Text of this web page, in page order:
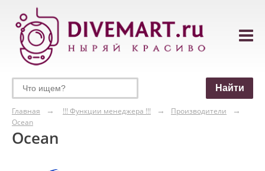
Главная !!! Функции менеджера !!!
Производители
Ocean
Ocean